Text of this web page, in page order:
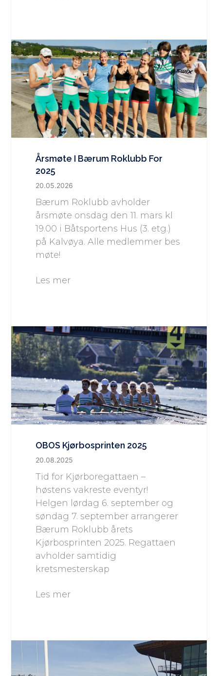
Årsmøte I Bærum Roklubb For
2025
20.05.2026
Bærum Roklubb avholder
årsmøte onsdag den 11. mars kl
19.00 i Båtsportens Hus (3. etg.)
på Kalvøya. Alle medlemmer bes
møte!
Les mer
OBOS Kjørbosprinten 2025
20.08.2025
Tid for Kjørboregattaen –
høstens vakreste eventyr!
Helgen lørdag 6. september og
søndag 7. september arrangerer
Bærum Roklubb årets
Kjørbosprinten 2025. Regattaen
avholder samtidig
kretsmesterskap
Les mer